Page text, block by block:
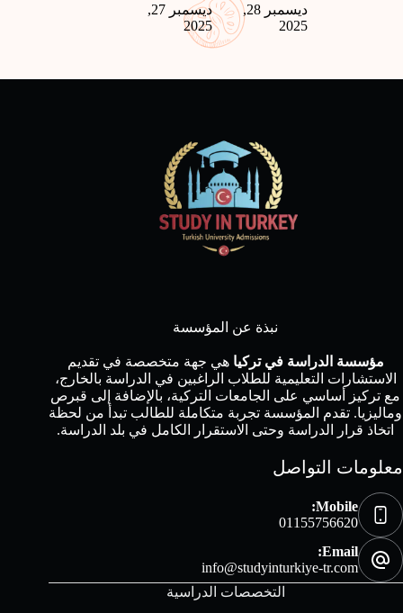
ديسمبر 28,
2025
ديسمبر 27,
2025
نبذة عن المؤسسة
مؤسسة الدراسة في تركيا هي جهة متخصصة في تقديم
الاستشارات التعليمية للطلاب الراغبين في الدراسة بالخارج،
مع تركيز أساسي على الجامعات التركية، بالإضافة إلى قبرص
وماليزيا. تقدم المؤسسة تجربة متكاملة للطالب تبدأ من لحظة
اتخاذ قرار الدراسة وحتى الاستقرار الكامل في بلد الدراسة.
معلومات التواصل
Mobile:
01155756620
Email:
info@studyinturkiye-tr.com
التخصصات الدراسية